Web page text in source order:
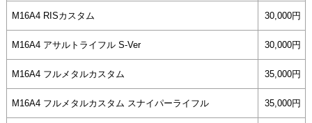
M16A4 RISカスタム 30,000円
M16A4 アサルトライフル S-Ver 30,000円
M16A4 フルメタルカスタム 35,000円
M16A4 フルメタルカスタム スナイパーライフル 35,000円